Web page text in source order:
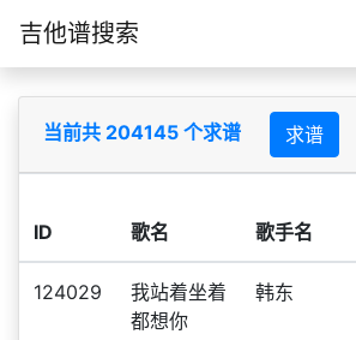
吉他谱搜索
当前共 204145 个求谱 求谱
ID 歌名 歌手名
124029
我站着坐着
都想你
韩东